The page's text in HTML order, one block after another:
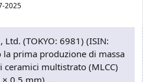
2025
(TOKYO: 6981) (ISIN:
la prima produzione di massa
multistrato (MLCC)
0,5 mm) ...